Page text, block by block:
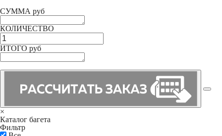
СУММА руб
КОЛИЧЕСТВО
ИТОГО руб
×
Каталог багета
Фильтр